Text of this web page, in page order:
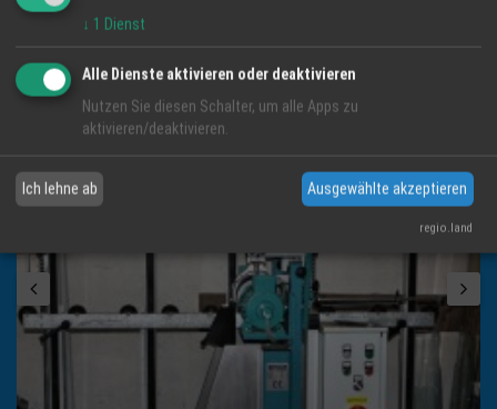
Impressum
BILDER DER REGION
↓ 1 Dienst
Alle Dienste aktivieren oder deaktivieren
Nutzen Sie diesen Schalter, um alle Apps zu
aktivieren/deaktivieren.
Ich lehne ab Ausgewählte akzeptieren
regio.land